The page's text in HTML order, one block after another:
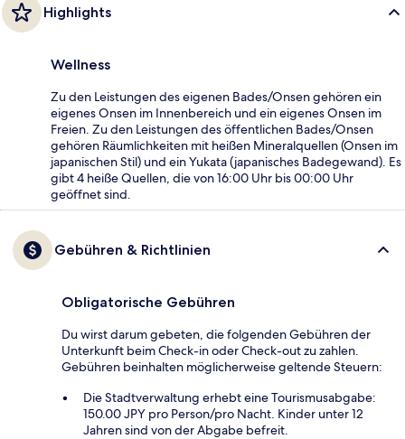
Highlights
Wellness
Zu den Leistungen des eigenen Bades/Onsen gehören ein
eigenes Onsen im Innenbereich und ein eigenes Onsen im
Freien. Zu den Leistungen des öffentlichen Bades/Onsen
gehören Räumlichkeiten mit heißen Mineralquellen (Onsen im
japanischen Stil) und ein Yukata (japanisches Badegewand). Es
gibt 4 heiße Quellen, die von 16:00 Uhr bis 00:00 Uhr
geöffnet sind.
Gebühren & Richtlinien
Obligatorische Gebühren
Du wirst darum gebeten, die folgenden Gebühren der
Unterkunft beim Check-in oder Check-out zu zahlen.
Gebühren beinhalten möglicherweise geltende Steuern:
Die Stadtverwaltung erhebt eine Tourismusabgabe:
150.00 JPY pro Person/pro Nacht. Kinder unter 12
Jahren sind von der Abgabe befreit.